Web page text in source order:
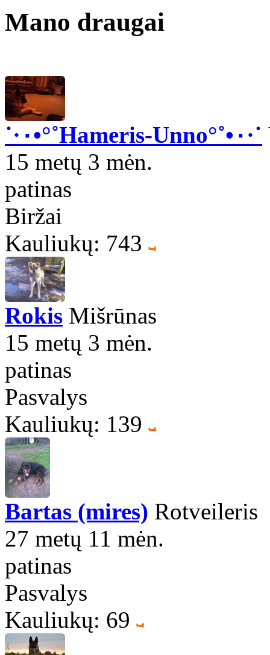
Mano draugai
˙·٠•°˚Hameris-Unno°˚•٠·˙
15 metų 3 mėn.
patinas
Biržai
Kauliukų: 743
Rokis Mišrūnas
15 metų 3 mėn.
patinas
Pasvalys
Kauliukų: 139
Bartas (mires) Rotveileris
27 metų 11 mėn.
patinas
Pasvalys
Kauliukų: 69